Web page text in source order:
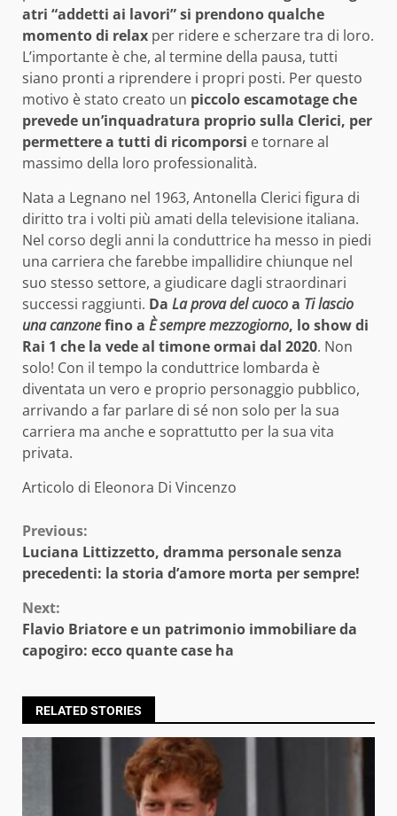
atri “addetti ai lavori” si prendono qualche
momento di relax per ridere e scherzare tra di loro.
L’importante è che, al termine della pausa, tutti
siano pronti a riprendere i propri posti. Per questo
motivo è stato creato un piccolo escamotage che
prevede un’inquadratura proprio sulla Clerici, per
permettere a tutti di ricomporsi e tornare al
massimo della loro professionalità.
Nata a Legnano nel 1963, Antonella Clerici figura di
diritto tra i volti più amati della televisione italiana.
Nel corso degli anni la conduttrice ha messo in piedi
una carriera che farebbe impallidire chiunque nel
suo stesso settore, a giudicare dagli straordinari
successi raggiunti. Da La prova del cuocoa Ti lascio
una canzonefino a È sempre mezzogiorno, lo show di
Rai 1 che la vede al timone ormai dal 2020. Non
solo! Con il tempo la conduttrice lombarda è
diventata un vero e proprio personaggio pubblico,
arrivando a far parlare di sé non solo per la sua
carriera ma anche e soprattutto per la sua vita
privata.
Articolo di Eleonora Di Vincenzo
Continue
Reading
Previous:
Luciana Littizzetto, dramma personale senza
precedenti: la storia d’amore morta per sempre!
Next:
Flavio Briatore e un patrimonio immobiliare da
capogiro: ecco quante case ha
RELATED STORIES